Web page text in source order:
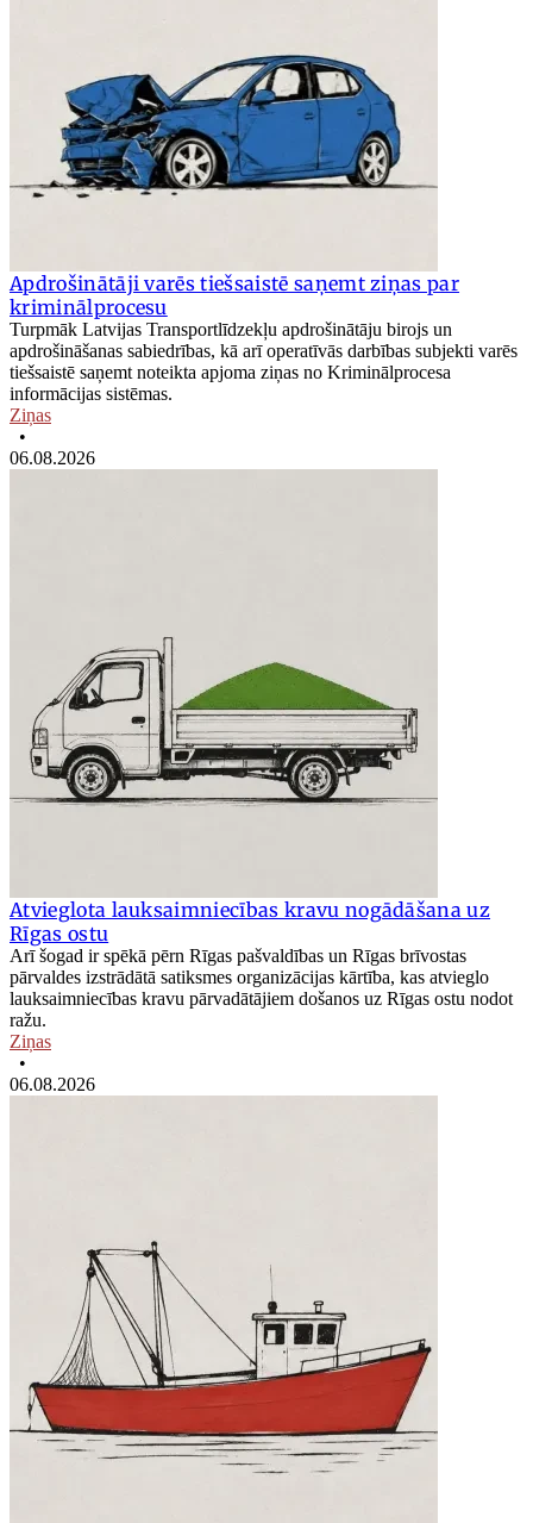
Apdrošinātāji varēs tiešsaistē saņemt ziņas par
kriminālprocesu
Turpmāk Latvijas Transportlīdzekļu apdrošinātāju birojs un
apdrošināšanas sabiedrības, kā arī operatīvās darbības subjekti varēs
tiešsaistē saņemt noteikta apjoma ziņas no Kriminālprocesa
informācijas sistēmas.
Ziņas
•
06.08.2026
Atvieglota lauksaimniecības kravu nogādāšana uz
Rīgas ostu
Arī šogad ir spēkā pērn Rīgas pašvaldības un Rīgas brīvostas
pārvaldes izstrādātā satiksmes organizācijas kārtība, kas atvieglo
lauksaimniecības kravu pārvadātājiem došanos uz Rīgas ostu nodot
ražu.
Ziņas
•
06.08.2026